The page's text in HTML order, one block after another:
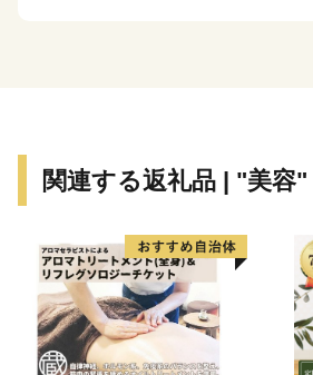
ふるさと納税を通して、一人でも
れば幸いです。
関連する返礼品 | "美容"